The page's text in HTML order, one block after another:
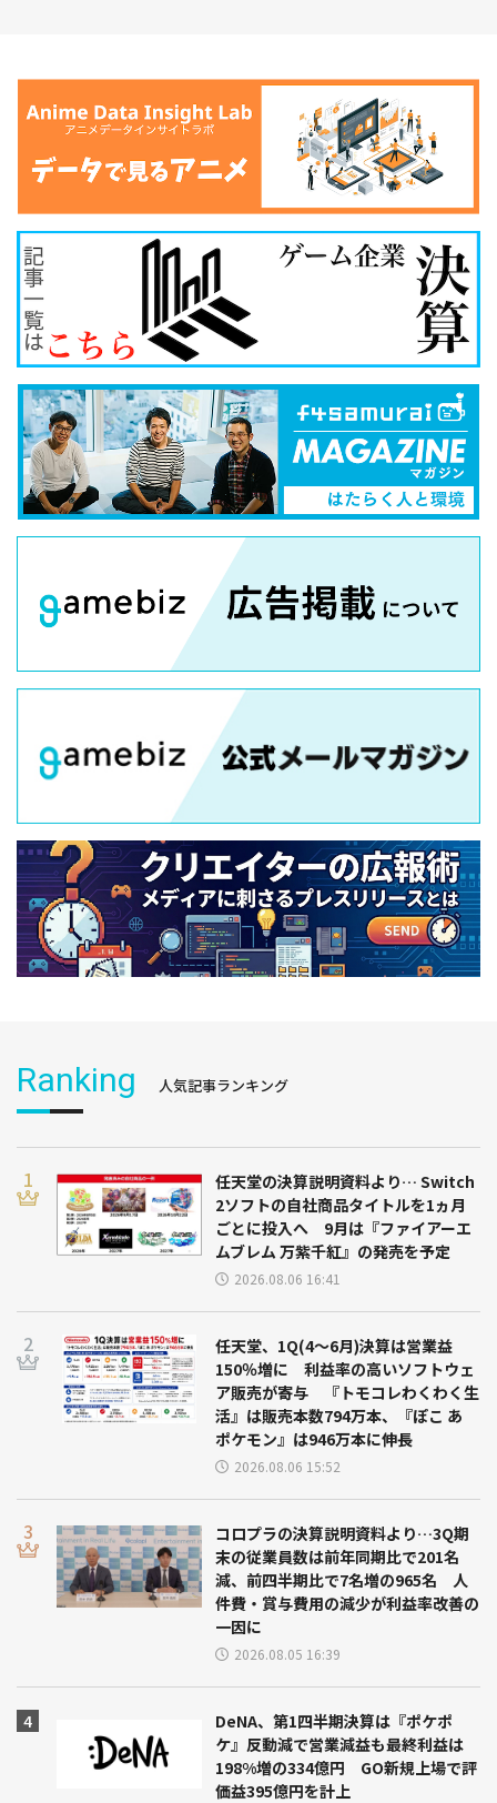
Ranking 人気記事ランキング
任天堂の決算説明資料より… Switch
2ソフトの自社商品タイトルを1ヵ月
ごとに投入へ 9月は『ファイアーエ
ムブレム 万紫千紅』の発売を予定
2026.08.06 16:41
任天堂、1Q(4～6月)決算は営業益
150％増に 利益率の高いソフトウェ
ア販売が寄与 『トモコレわくわく生
活』は販売本数794万本、『ぽこ あ
ポケモン』は946万本に伸長
2026.08.06 15:52
コロプラの決算説明資料より…3Q期
末の従業員数は前年同期比で201名
減、前四半期比で7名増の965名 人
件費・賞与費用の減少が利益率改善の
一因に
2026.08.05 16:39
DeNA、第1四半期決算は『ポケポ
ケ』反動減で営業減益も最終利益は
198%増の334億円 GO新規上場で評
価益395億円を計上